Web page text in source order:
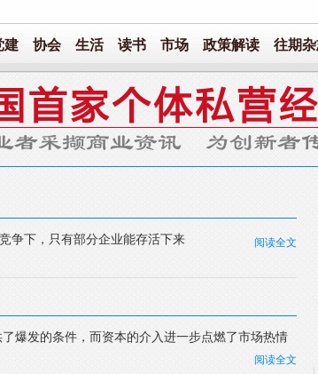
建 协会 生活 读书 市场 政策解读 往期
争下，只有部分企业能存活下来 阅读全文
爆发的条件，而资本的介入进一步点燃了市场热情
阅读全文